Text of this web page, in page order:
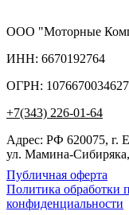
ООО "Моторные
ИНН: 6670192764
ОГРН: 1076670034627
+7(343) 226-01-64
Адрес: РФ 620075, г.
ул. Мамина-
Публичная оферта
Политика обработки
конфиденциальности